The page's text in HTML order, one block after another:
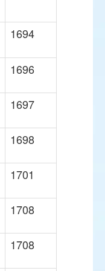
1694
1696
1697
1698
1701
1708
1708